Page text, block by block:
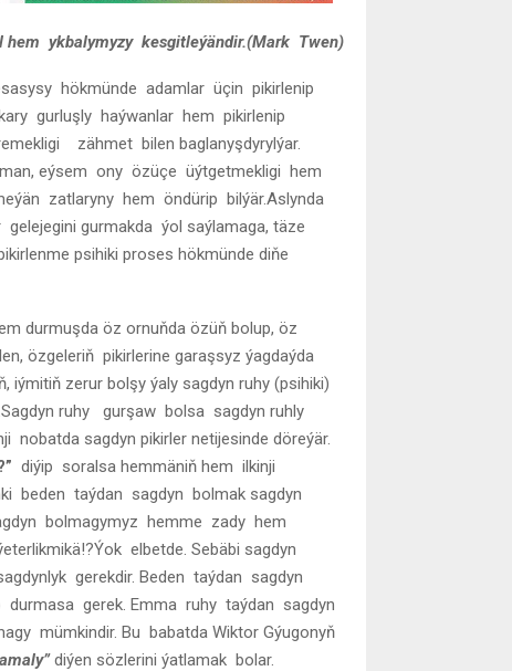
ykbalymyzy kesgitleýändir.(Mark Twen)
hökmünde adamlar üçin pikirlenip
gurluşly haýwanlar hem pikirlenip
zähmet bilen baglanyşdyrylýar.
eýsem ony özüçe üýtgetmekligi hem
zatlaryny hem öndürip bilýär.Aslynda
gurmakda ýol saýlamaga, täze
psihiki proses hökmünde diňe
durmuşda öz ornuňda özüň bolup, öz
özgeleriň pikirlerine garaşsyz ýagdaýda
iýmitiň zerur bolşy ýaly sagdyn ruhy (psihiki)
ruhy gurşaw bolsa sagdyn ruhly
nobatda sagdyn pikirler netijesinde döreýär.
diýip soralsa hemmäniň hem ilkinji
beden taýdan sagdyn bolmak sagdyn
bolmagymyz hemme zady hem
elbetde. Sebäbi sagdyn
gerekdir. Beden taýdan sagdyn
gerek. Emma ruhy taýdan sagdyn
mümkindir. Bu babatda Wiktor Gýugonyň
diýen sözlerini ýatlamak bolar.